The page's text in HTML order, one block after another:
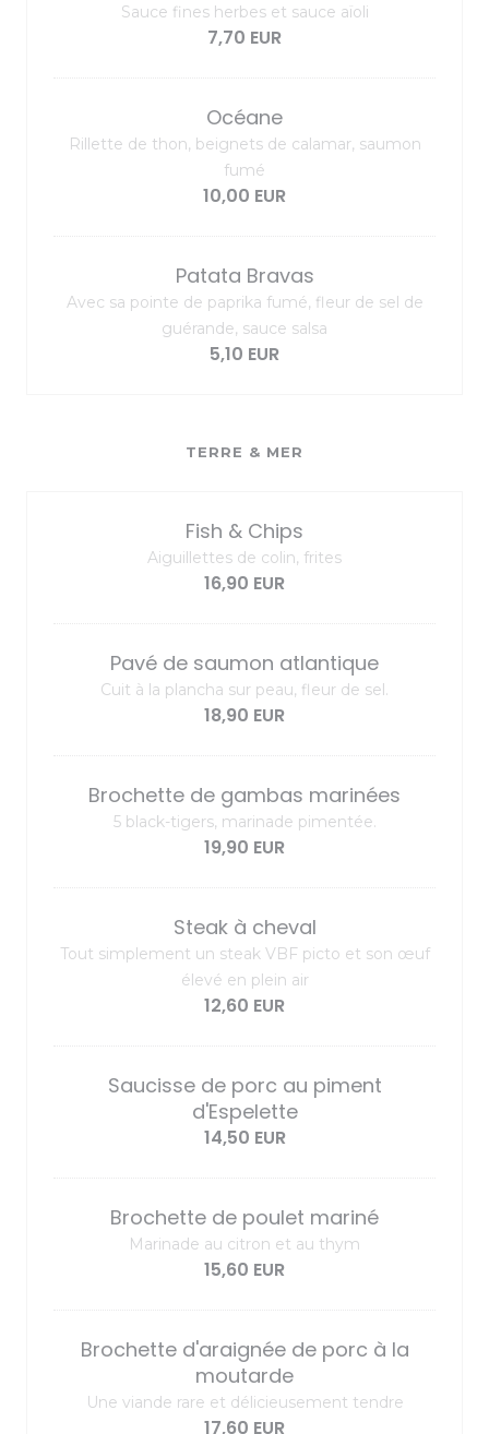
Sauce fines herbes et sauce aïoli
7,70 EUR
Océane
Rillette de thon, beignets de calamar, saumon
fumé
10,00 EUR
Patata Bravas
Avec sa pointe de paprika fumé, fleur de sel de
guérande, sauce salsa
5,10 EUR
TERRE & MER
Fish & Chips
Aiguillettes de colin, frites
16,90 EUR
Pavé de saumon atlantique
Cuit à la plancha sur peau, fleur de sel.
18,90 EUR
Brochette de gambas marinées
5 black-tigers, marinade pimentée.
19,90 EUR
Steak à cheval
Tout simplement un steak VBF picto et son œuf
élevé en plein air
12,60 EUR
Saucisse de porc au piment
d'Espelette
14,50 EUR
Brochette de poulet mariné
Marinade au citron et au thym
15,60 EUR
Brochette d'araignée de porc à la
moutarde
Une viande rare et délicieusement tendre
17,60 EUR